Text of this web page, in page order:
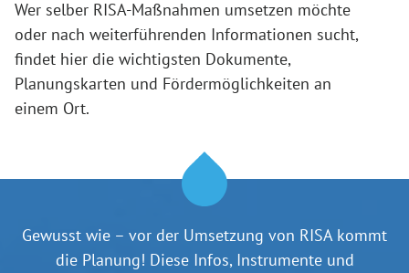
Wer selber RISA-Maßnahmen umsetzen möchte
oder nach weiterführenden Informationen sucht,
findet hier die wichtigsten Dokumente,
Planungskarten und Fördermöglichkeiten an
einem Ort.
Gewusst wie – vor der Umsetzung von RISA kommt
die Planung! Diese Infos, Instrumente und